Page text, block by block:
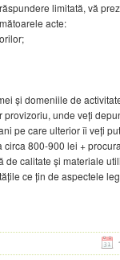
limitată, vă
acte:
și domeniile de
unde veți
pe care ulterior îi veți
800-900 lei +
calitate și materiale
ce țin de aspectele